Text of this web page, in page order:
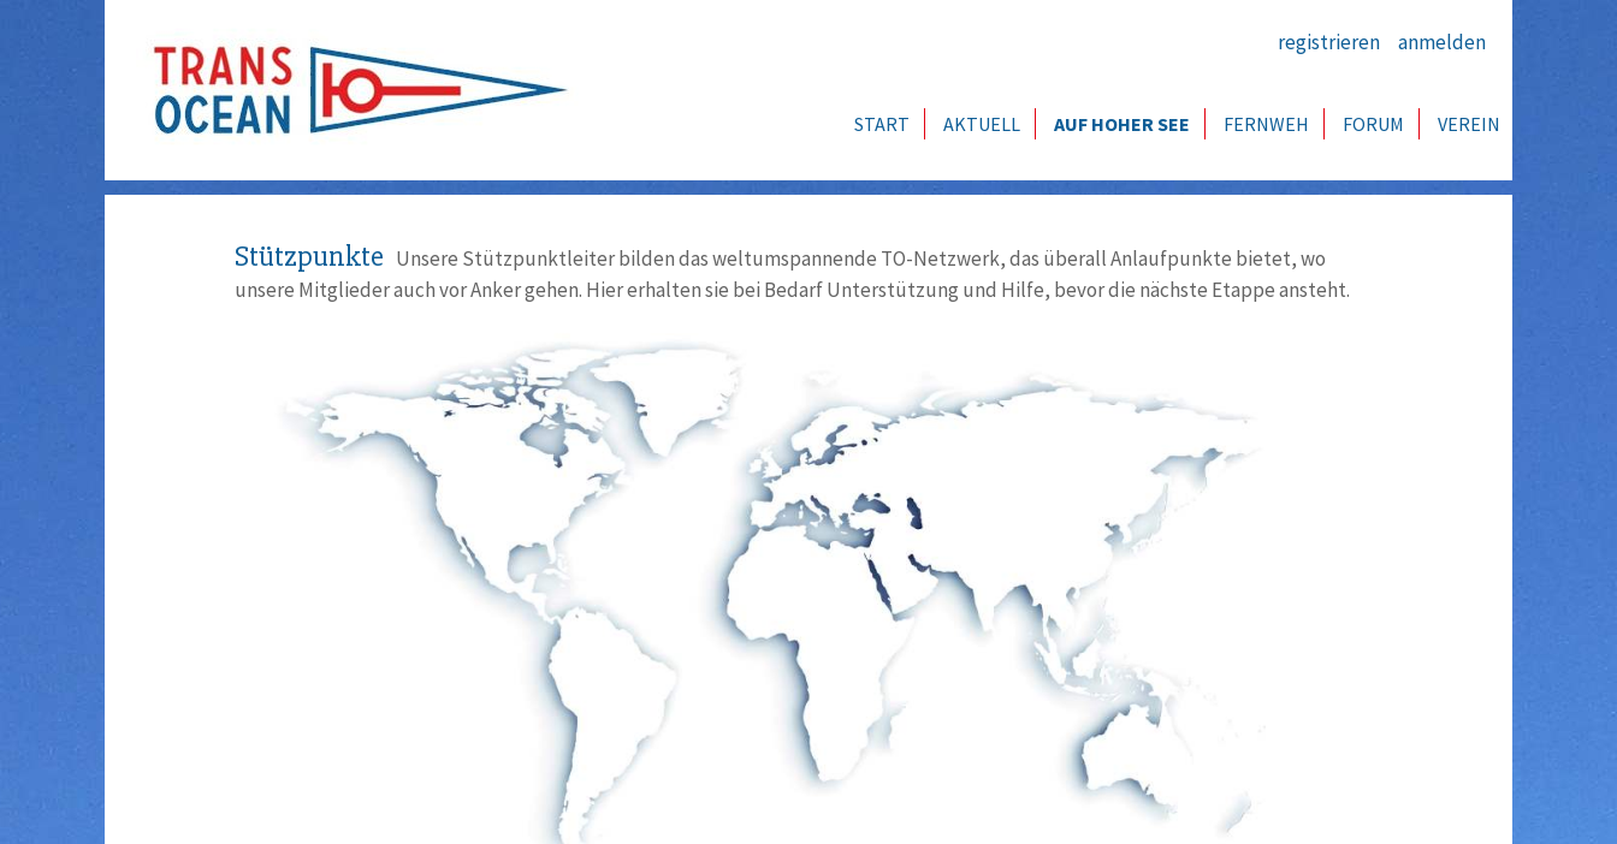
registrieren anmelden
START AKTUELL AUF HOHER SEE FERNWEH FORUM VEREIN
Stützpunkte Unsere Stützpunktleiter bilden das weltumspannende TO-Netzwerk, das überall Anlaufpunkte bietet, wo
unsere Mitglieder auch vor Anker gehen. Hier erhalten sie bei Bedarf Unterstützung und Hilfe, bevor die nächste Etappe ansteht.